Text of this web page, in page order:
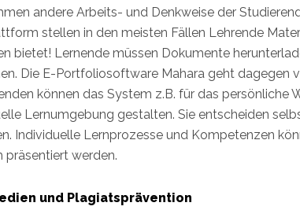
andere Arbeits- und Denkweise der
stellen in den meisten Fällen Lehrende
bietet! Lernende müssen Dokumente
Die E-Portfoliosoftware Mahara geht dagegen
können das System z.B. für das persönliche
Lernumgebung gestalten. Sie entscheiden
Individuelle Lernprozesse und Kompetenzen
präsentiert werden.
und Plagiatsprävention